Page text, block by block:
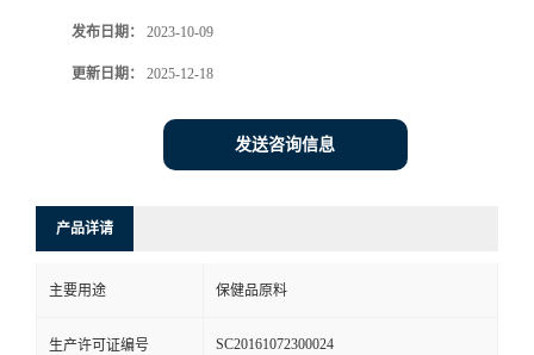
发布日期： 2023-10-09
更新日期： 2025-12-18
发送咨询信息
产品详请
主要用途 保健品原料
生产许可证编号 SC20161072300024